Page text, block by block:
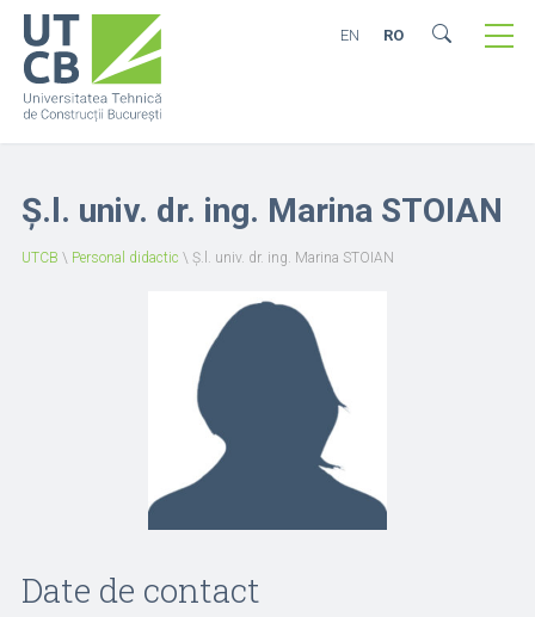
EN RO
Ș.l. univ. dr. ing. Marina STOIAN
UTCB \ Personal didactic \ Ș.l. univ. dr. ing. Marina STOIAN
Date de contact